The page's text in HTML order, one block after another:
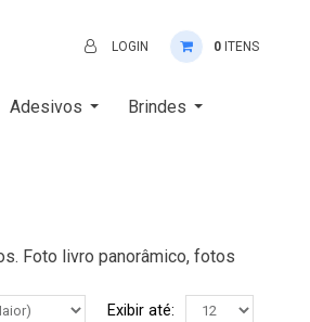
LOGIN 0 ITENS
Adesivos
Brindes
Foto livro panorâmico, fotos
Exibir até: